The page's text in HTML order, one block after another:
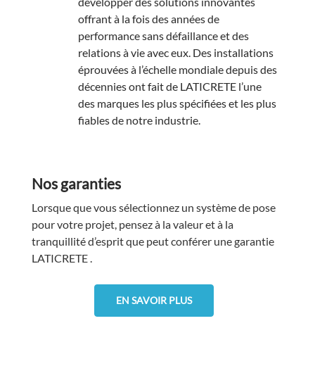
offrant à la fois des années de
performance sans défaillance et des
relations à vie avec eux. Des installations
éprouvées à l’échelle mondiale depuis des
décennies ont fait de LATICRETE l’une
des marques les plus spécifiées et les plus
fiables de notre industrie.
Nos garanties
Lorsque que vous sélectionnez un système de pose
pour votre projet, pensez à la valeur et à la
tranquillité d’esprit que peut conférer une garantie
LATICRETE.
EN SAVOIR PLUS